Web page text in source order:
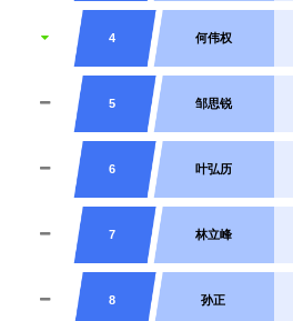
4 何伟权
5 邹思锐
6 叶弘历
7 林立峰
8 孙正